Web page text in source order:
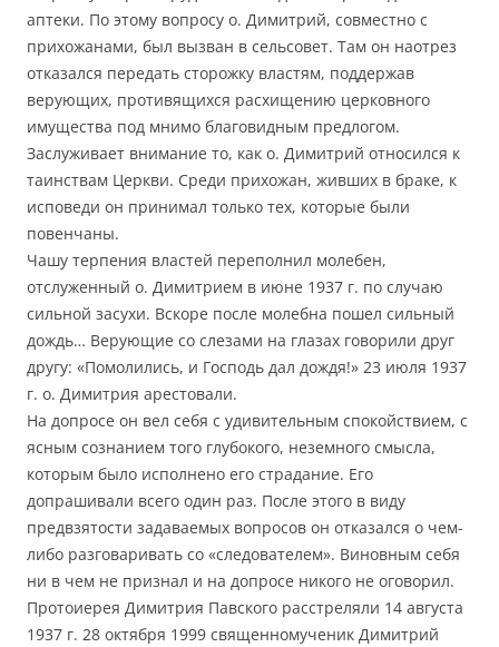
аптеки. По этому вопросу о. Димитрий, совместно с
прихожанами, был вызван в сельсовет. Там он наотрез
отказался передать сторожку властям, поддержав
верующих, противящихся расхищению церковного
имущества под мнимо благовидным предлогом.
Заслуживает внимание то, как о. Димитрий относился к
таинствам Церкви. Среди прихожан, живших в браке, к
исповеди он принимал только тех, которые были
повенчаны.
Чашу терпения властей переполнил молебен,
отслуженный о. Димитрием в июне 1937 г. по случаю
сильной засухи. Вскоре после молебна пошел сильный
дождь… Верующие со слезами на глазах говорили друг
другу: «Помолились, и Господь дал дождя!» 23 июля 1937
г. о. Димитрия арестовали.
На допросе он вел себя с удивительным спокойствием, с
ясным сознанием того глубокого, неземного смысла,
которым было исполнено его страдание. Его
допрашивали всего один раз. После этого в виду
предвзятости задаваемых вопросов он отказался о чем-
либо разговаривать со «следователем». Виновным себя
ни в чем не признал и на допросе никого не оговорил.
Протоиерея Димитрия Павского расстреляли 14 августа
1937 г. 28 октября 1999 священномученик Димитрий